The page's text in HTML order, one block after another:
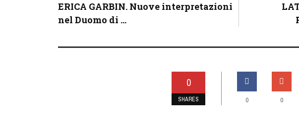
ERICA GARBIN. Nuove interpretazioni
nel Duomo di ...
0
SHARES 0 0